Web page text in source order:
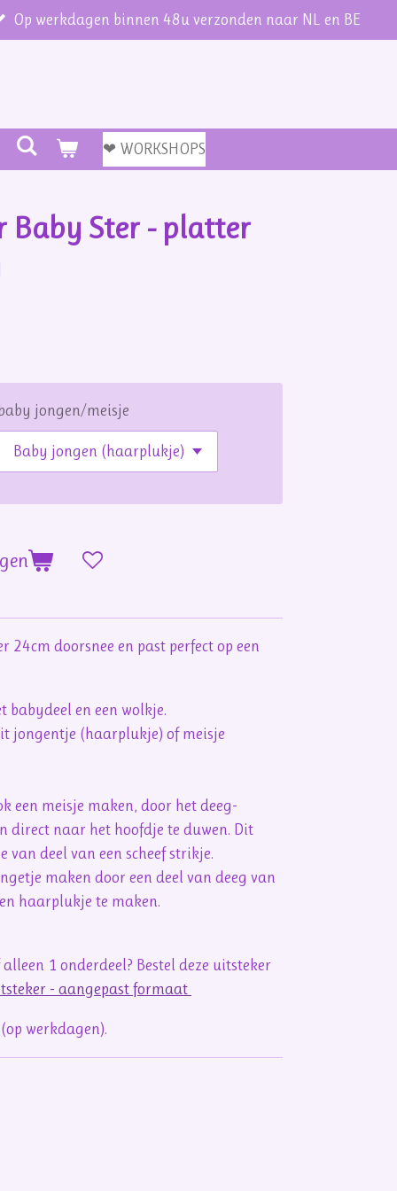
Op werkdagen binnen 48u verzonden naar NL en BE
❤ WORKSHOPS
Baby Ster - platter
jongen/meisje
24cm doorsnee en past perfect op een
babydeel en een wolkje.
jongentje (haarplukje) of meisje
een meisje maken, door het deeg-
direct naar het hoofdje te duwen. Dit
deel van een scheef strikje.
maken door een deel van deeg van
haarplukje te maken.
1 onderdeel? Bestel deze uitsteker
- aangepast formaat
werkdagen).